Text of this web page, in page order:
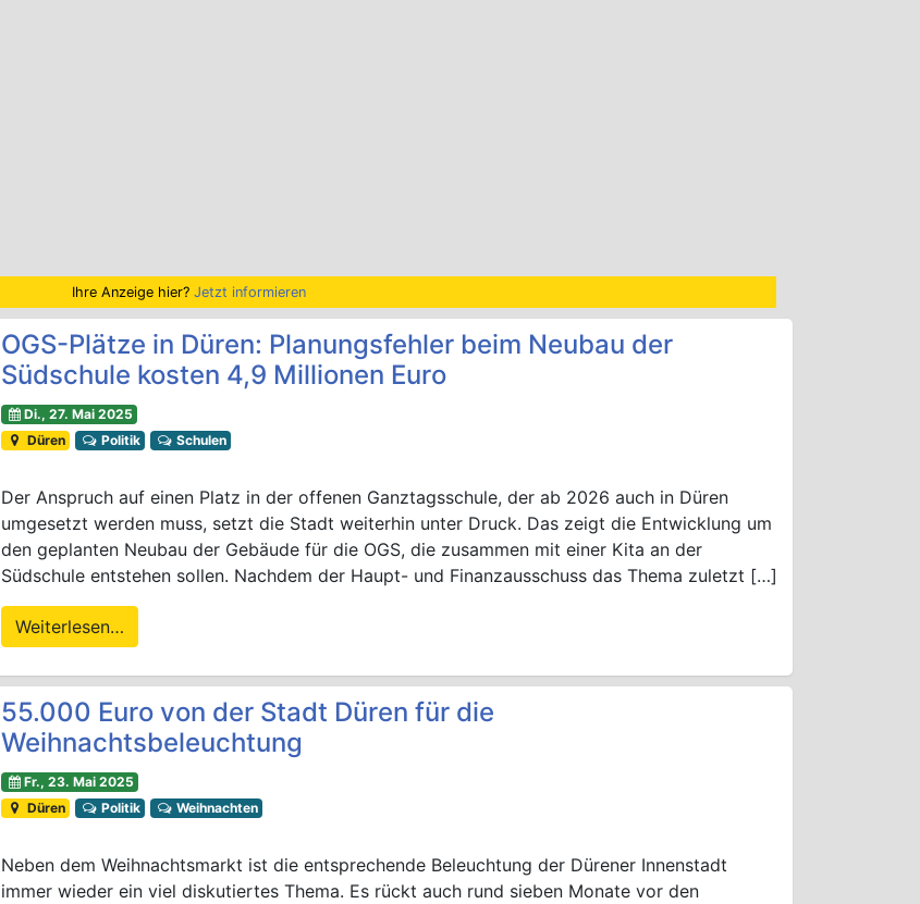
Ihre Anzeige hier? Jetzt informieren
OGS-Plätze in Düren: Planungsfehler beim Neubau der
Südschule kosten 4,9 Millionen Euro
Di., 27. Mai 2025
Düren
Politik Schulen
Der Anspruch auf einen Platz in der offenen Ganztagsschule, der ab 2026 auch in Düren
umgesetzt werden muss, setzt die Stadt weiterhin unter Druck. Das zeigt die Entwicklung um
den geplanten Neubau der Gebäude für die OGS, die zusammen mit einer Kita an der
Südschule entstehen sollen. Nachdem der Haupt- und Finanzausschuss das Thema zuletzt […]
Weiterlesen…
55.000 Euro von der Stadt Düren für die
Weihnachtsbeleuchtung
Fr., 23. Mai 2025
Düren
Politik Weihnachten
Neben dem Weihnachtsmarkt ist die entsprechende Beleuchtung der Dürener Innenstadt
immer wieder ein viel diskutiertes Thema. Es rückt auch rund sieben Monate vor den